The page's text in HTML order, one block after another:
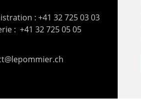
: +41 32 725 03 03
: +41 32 725 05 05